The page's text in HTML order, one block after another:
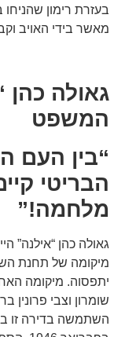
בעזרת רימון
מאשר בידי האויב
גאולה כהן
המשפט
“בין העם
הבריטי
מלחמה!”
גאולה כהן “אילנה”
מיקומה של תחנת
יתפסוה. מיקומה
השתמשה בדירה זו